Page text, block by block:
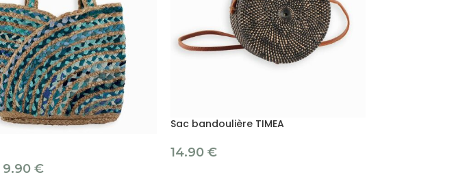
9.90 €
Sac bandoulière TIMEA
14.90 €